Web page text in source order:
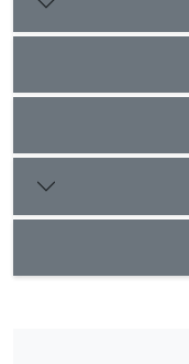
عوامل اقلیمی یاا
در تحلیل کیفیت
با دریاچه شور
و حوزه آبخیز باید در